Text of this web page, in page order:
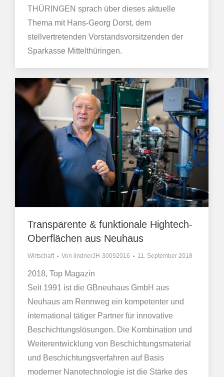
THÜRINGEN sprach über dieses aktuelle
Thema mit Hans-Georg Dorst, dem
stellvertretenden Vorstandsvorsitzenden der
Sparkasse Mittelthüringen.
Transparente & funktionale Hightech-
Oberflächen aus Neuhaus
Wirtschaft Von lindnerJH-30092016 11. September 2018
2018, Top Magazin
Seit 1991 ist die GBneuhaus GmbH aus
Neuhaus am Rennweg ein kompetenter und
international tätiger Partner für innovative
Beschichtungslösungen. Die Kombination und
Weiterentwicklung von Beschichtungsmaterial
und Beschichtungsverfahren auf Basis
moderner Nanotechnologie ist die Stärke des